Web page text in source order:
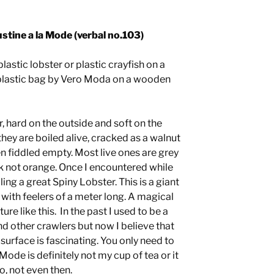
a la Mode (verbal no.103)
lobster or plastic crayfish on a
bag by Vero Moda on a wooden
hard on the outside and soft on the
are boiled alive, cracked as a walnut
fiddled empty. Most live ones are grey
not orange. Once I encountered while
a great Spiny Lobster. This is a giant
feelers of a meter long. A magical
like this. In the past I used to be a
other crawlers but now I believe that
is fascinating. You only need to
is definitely not my cup of tea or it
not even then.